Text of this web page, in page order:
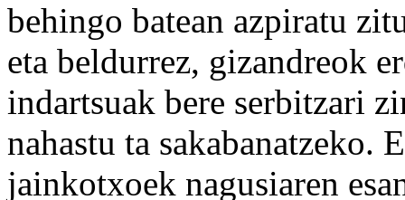
behingo batean azpiratu
eta beldurrez, gizandreok
indartsuak bere serbitzari
nahastu ta sakabanatzeko.
jainkotxoek nagusiaren